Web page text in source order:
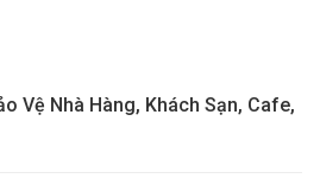
Vệ Nhà Hàng, Khách Sạn, Cafe,